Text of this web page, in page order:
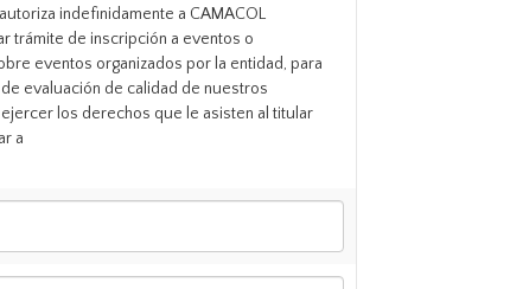
indefinidamente a CAMACOL
trámite de inscripción a eventos o
eventos organizados por la entidad, para
evaluación de calidad de nuestros
los derechos que le asisten al titular
a